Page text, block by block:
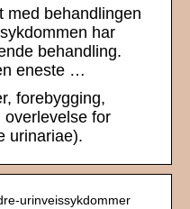
med behandlingen
har
behandling.
eneste …
forebygging,
overlevelse for
urinariae).
urinveissykdommer